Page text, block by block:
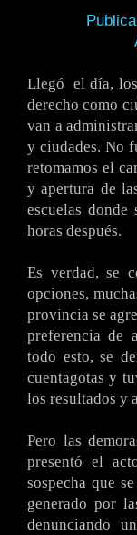
Llegó el día, los
derecho como
van a
y ciudades. No
retomamos el
y apertura de
escuelas
horas después.
Es verdad, se
opciones,
provincia se
preferencia de
todo esto, se
cuentagotas y
los resultados y
Pero las
presentó el
sospecha que
generado por
denunciando